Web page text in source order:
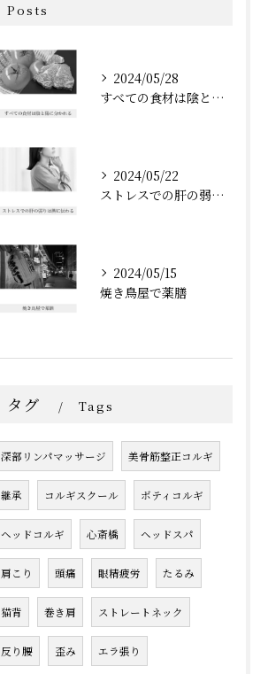
Posts
2024/05/28
すべての食材は陰と陽に分かれる
2024/05/22
ストレスでの肝の弱りは脾に伝わる
2024/05/15
焼き鳥屋で薬膳
タグ Tags
深部リンパマッサージ 美骨筋整正コルギ
継承 コルギスクール ボティコルギ
ヘッドコルギ 心斎橋 ヘッドスパ
肩こり 頭痛 眼精疲労 たるみ
猫背 巻き肩 ストレートネック
反り腰 歪み エラ張り